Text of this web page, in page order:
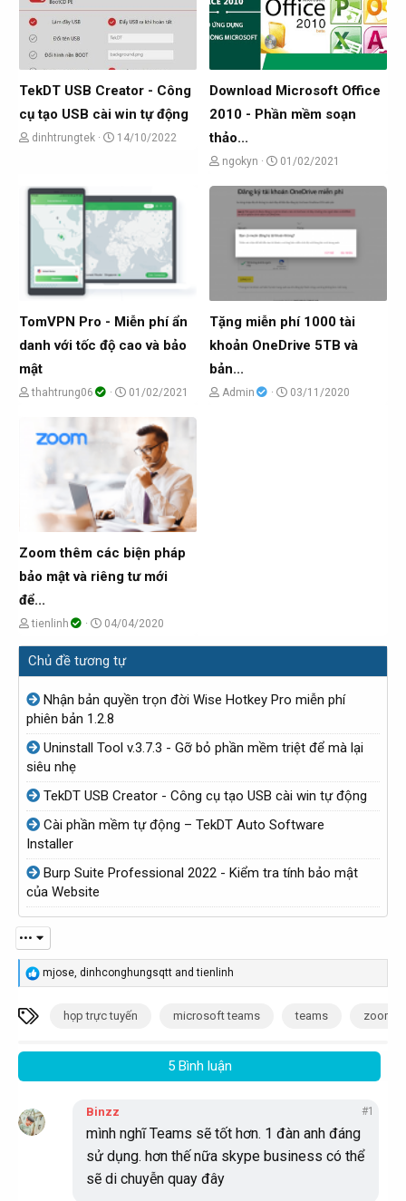
TekDT USB Creator - Công
cụ tạo USB cài win tự động
C
đ
ạ
o
b
ở
i
dinhtrungtek
N
y
g
i
14/10/2022
Download Microsoft Office
2010 - Phần mềm soạn
thảo...
C
o
b
ở
ngokyn
N
à
y
ử
01/02/2021
TomVPN Pro - Miễn phí ẩn
danh với tốc độ cao và bảo
mật
C
ủ
o
b
ở
i
thahtrung06
N
ử
i
01/02/2021
Tặng miễn phí 1000 tài
khoản OneDrive 5TB và
bản...
C
Admin
N
03/11/2020
Zoom thêm các biện pháp
bảo mật và riêng tư mới
để...
C
h
ủ
đ
ề
t
ạ
o
b
ở
i
tienlinh
N
g
à
g
ử
04/04/2020
Chủ đề tương tự
Nhận bản quyền trọn đời Wise Hotkey Pro miễn phí
phiên bản 1.2.8
Uninstall Tool v.3.7.3 - Gỡ bỏ phần mềm triệt để mà lại
siêu nhẹ
TekDT USB Creator - Công cụ tạo USB cài win tự động
Cài phần mềm tự động – TekDT Auto Software
Installer
Burp Suite Professional 2022 - Kiểm tra tính bảo mật
của Website
•••
R
e
mjose, dinhconghungsqtt andtienlinh
h
a
họp trực tuyến microsoft teams teams zoom
5 Bình luận
Binzz #1
mình nghĩ Teams sẽ tốt hơn. 1 đàn anh đáng
sử dụng. hơn thế nữa skype business có thể
sẽ di chuyễn quay đây